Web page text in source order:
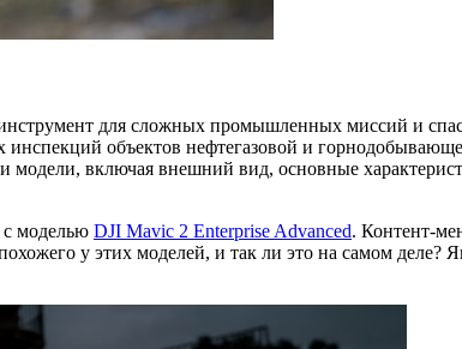
для сложных промышленных миссий и
объектов нефтегазовой и
модели, включая внешний вид, основные
с моделью DJI Mavic 2 Enterprise Advanced. Контент-
у этих моделей, и так ли это на самом деле?